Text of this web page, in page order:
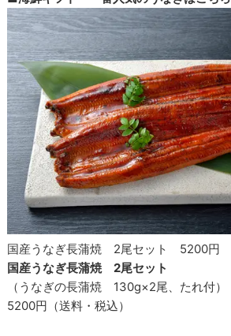
国産うなぎ長蒲焼 2尾セット 5200円
国産うなぎ長蒲焼 2尾セット
（うなぎの長蒲焼 130g×2尾、たれ付）
5200円（送料・税込）